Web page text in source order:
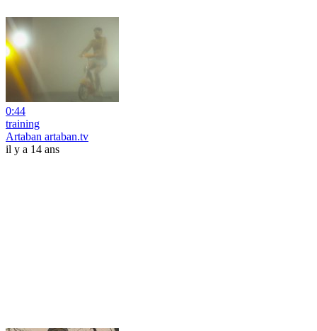
0:44
training
Artaban artaban.tv
il y a 14 ans